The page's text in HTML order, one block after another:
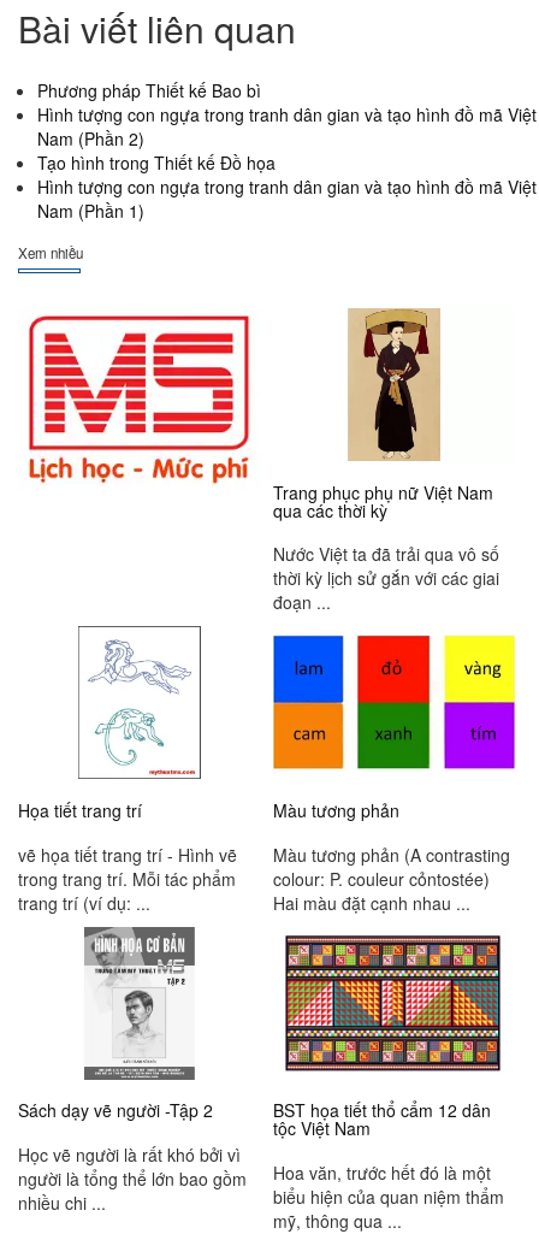
Bài viết liên quan
Phương pháp Thiết kế Bao bì
Hình tượng con ngựa trong tranh dân gian và tạo hình đồ mã Việt
Nam (Phần 2)
Tạo hình trong Thiết kế Đồ họa
Hình tượng con ngựa trong tranh dân gian và tạo hình đồ mã Việt
Nam (Phần 1)
Xem nhiều
Trang phục phụ nữ Việt Nam
qua các thời kỳ
Nước Việt ta đã trải qua vô số
thời kỳ lịch sử gắn với các giai
đoạn ...
Họa tiết trang trí
vẽ họa tiết trang trí - Hình vẽ
trong trang trí. Mỗi tác phẩm
trang trí (ví dụ: ...
Màu tương phản
Màu tương phản (A contrasting
colour: P. couleur cỏntostée)
Hai màu đặt cạnh nhau ...
Sách dạy vẽ người -Tập 2
Học vẽ người là rất khó bởi vì
người là tổng thể lớn bao gồm
nhiều chi ...
BST họa tiết thổ cẩm 12 dân
tộc Việt Nam
Hoa văn, trước hết đó là một
biểu hiện của quan niệm thẩm
mỹ, thông qua ...